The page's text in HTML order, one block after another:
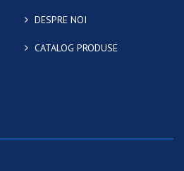
DESPRE NOI
CATALOG PRODUSE